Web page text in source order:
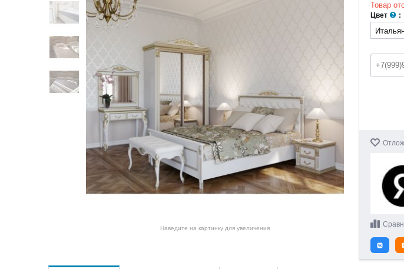
Наведите на картинку для увеличения
Товар
Цвет :